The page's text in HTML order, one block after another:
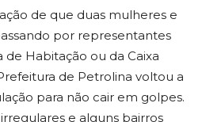
de que duas mulheres e
por representantes
de Habitação ou da Caixa
de Petrolina voltou a
para não cair em golpes.
e alguns bairros